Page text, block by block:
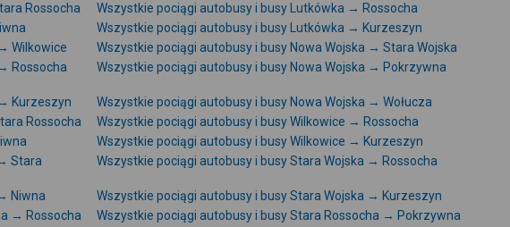
Rossocha
Wszystkie pociągi autobusy i busy Lutkówka → Rossocha
Wszystkie pociągi autobusy i busy Lutkówka → Kurzeszyn
Wilkowice
Wszystkie pociągi autobusy i busy Nowa Wojska → Stara Wojska
Rossocha Wszystkie pociągi autobusy i busy Nowa Wojska → Pokrzywna
Kurzeszyn
Wszystkie pociągi autobusy i busy Nowa Wojska → Wołucza
Rossocha
Wszystkie pociągi autobusy i busy Wilkowice → Rossocha
Wszystkie pociągi autobusy i busy Wilkowice → Kurzeszyn
Stara
Wszystkie pociągi autobusy i busy Stara Wojska → Rossocha
Niwna
Wszystkie pociągi autobusy i busy Stara Wojska → Kurzeszyn
→ Rossocha
Wszystkie pociągi autobusy i busy Stara Rossocha → Pokrzywna